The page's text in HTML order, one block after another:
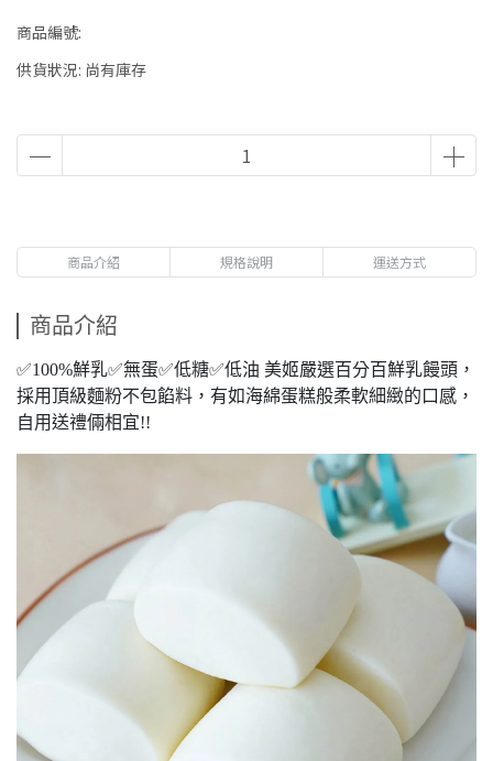
商品編號:
供貨狀況: 尚有庫存
商品介紹 規格說明 運送方式
商品介紹
✅100%鮮乳✅無蛋✅低糖✅低油 美姬嚴選百分百鮮乳饅頭，
採用頂級麵粉不包餡料，有如海綿蛋糕般柔軟細緻的口感，
自用送禮倆相宜!!